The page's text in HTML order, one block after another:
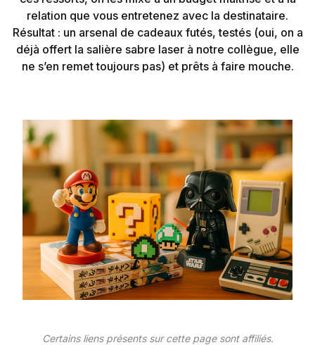
relation que vous entretenez avec la destinataire.
Résultat : un arsenal de cadeaux futés, testés (oui, on a
déjà offert la salière sabre laser à notre collègue, elle
ne s’en remet toujours pas) et prêts à faire mouche.
Certains liens présents sur cette page sont affiliés.